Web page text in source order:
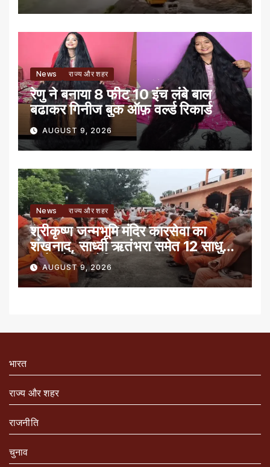
News राज्य और शहर
रेणु ने बनाया 8 फीट 10 इंच लंबे बाल
बढाकर गिनीज बुक ऑफ़ वर्ल्ड रिकार्ड
AUGUST 9, 2026
News राज्य और शहर
श्रीकृष्ण जन्मभूमि मंदिर कारसेवा का
शंखनाद, साध्वी ऋतंभरा समेत 12 साधु-
संतों को रेड नोटिस
AUGUST 9, 2026
भारत
राज्य और शहर
राजनीति
चुनाव